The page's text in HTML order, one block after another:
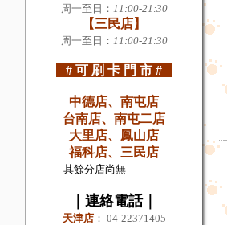
周一至日 ： 11:00-21:30
【三民店】
周一至日 ： 11:00-21:30
# 可 刷 卡 門 市 #
中德店、 南屯店
台南店、 南屯二店
大里店、鳳山店
福科店、三民店
其餘分店尚無
連絡電話｜
天津店： 04-22371405